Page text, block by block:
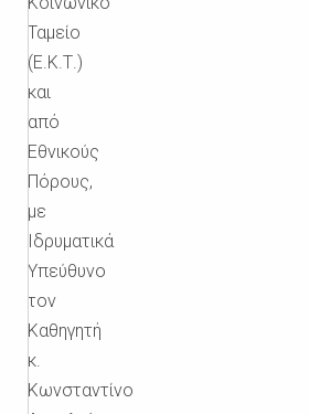
Ταμείο
(Ε.Κ.Τ.)
και
από
Εθνικούς
Πόρους,
με
Ιδρυματικά
Υπεύθυνο
τον
Καθηγητή
κ.
Κωνσταντίνο